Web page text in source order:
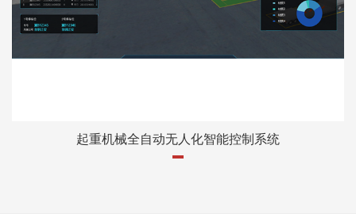
起重机械全自动无人化智能控制系统